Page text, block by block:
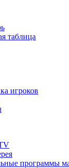
таблица
игроков
программы